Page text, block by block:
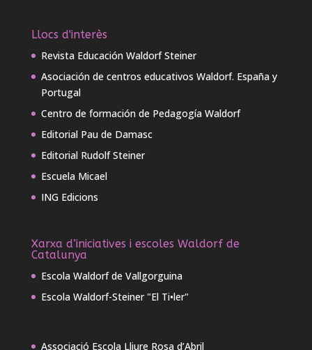
Llocs d'interès
Revista Educación Waldorf Steiner
Asociación de centros educativos Waldorf. España y
Portugal
Centro de formación de Pedagogía Waldorf
Editorial Pau de Damasc
Editorial Rudolf Steiner
Escuela Micael
ING Edicions
Xarxa d’iniciatives i escoles Waldorf de
Catalunya
Escola Waldorf de Vallgorguina
Escola Waldorf-Steiner "El Ti•ler"
Associació Escola Lliure Rosa d’Abril